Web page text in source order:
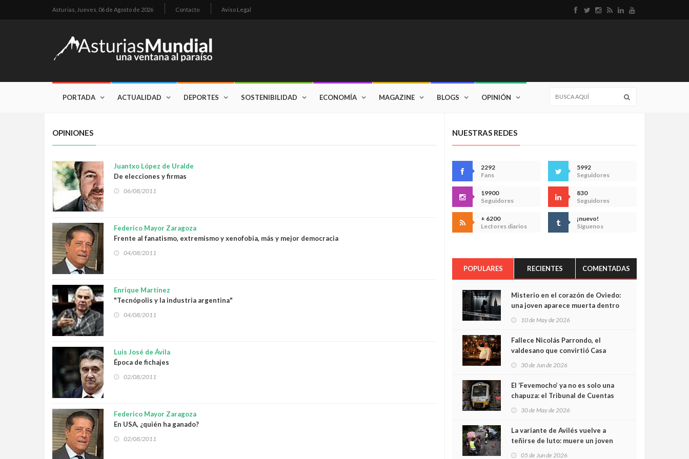
Asturias, Jueves, 06 de Agosto de 2026 Contacto Aviso Legal
PORTADA ACTUALIDAD DEPORTES SOSTENIBILIDAD ECONOMÍA MAGAZINE BLOGS OPINIÓN
OPINIONES
Juantxo López de Uralde
De elecciones y firmas
06/08/2011
Federico Mayor Zaragoza
Frente al fanatismo, extremismo y xenofobia, más y mejor democracia
04/08/2011
Enrique Martínez
"Tecnópolis y la industria argentina"
04/08/2011
Luis José de Ávila
Época de fichajes
02/08/2011
Federico Mayor Zaragoza
En USA, ¿quién ha ganado?
02/08/2011
NUESTRAS REDES
2292
Fans
5992
Seguidores
19900
Seguidores
830
Seguidores
+ 6200
Lectores diarios
¡nuevo!
Síguenos
POPULARES RECIENTES COMENTADAS
Misterio en el corazón de Oviedo:
una joven aparece muerta dentro
cámaras captan sus últimos
minutos
10 de May de 2026
Fallece Nicolás Parrondo, el
valdesano que convirtió Casa
30 de Jun de 2026
El ‘Fevemocho’ ya no es solo una
chapuza: el Tribunal de Cuentas
sobrecoste de los trenes que no
cabían por los túneles
30 de May de 2026
La variante de Avilés vuelve a
teñirse de luto: muere un joven
05 de Jun de 2026